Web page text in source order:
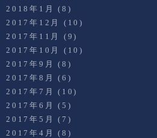
2018年1月
(8)
2017年12月
(10)
2017年11月
(9)
2017年10月
(10)
2017年9月
(8)
2017年8月
(6)
2017年7月
(10)
2017年6月
(5)
2017年5月
(7)
2017年4月
(8)